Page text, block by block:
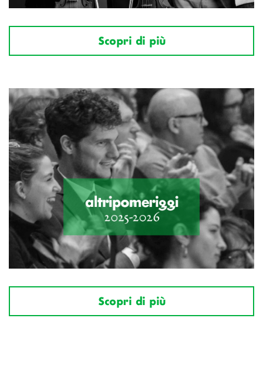
Scopri di più
Scopri di più